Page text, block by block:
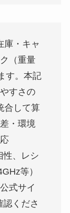
庫・キャ
（重量
す。本記
すさの
合して算
・環境
性、レシ
等）
式サイ
認くださ